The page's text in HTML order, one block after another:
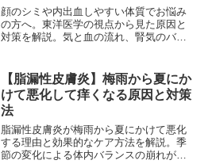
顔のシミや内出血しやすい体質でお悩み
の方へ。東洋医学の視点から見た原因と
対策を解説。気と血の流れ、腎気のバラ
【脂漏性皮膚炎】梅雨から夏にか
けて悪化して痒くなる原因と対策
法
脂漏性皮膚炎が梅雨から夏にかけて悪化
する理由と効果的なケア方法を解説。季
節の変化による体内バランスの崩れが皮